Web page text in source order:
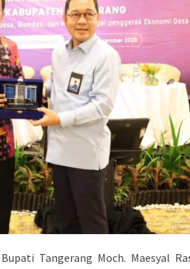
Tangerang Moch. Maesyal